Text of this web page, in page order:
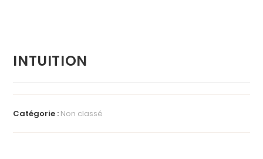
INTUITION
Catégorie : Non classé